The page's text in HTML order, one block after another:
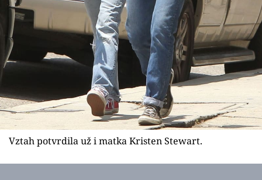
Vztah potvrdila už i matka Kristen Stewart.